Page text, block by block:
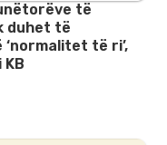
të
duhet të
të ri’,